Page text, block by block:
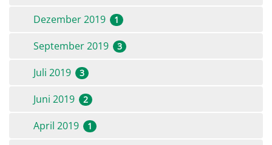
Dezember 2019
1
September 2019 3
Juli 2019 3
Juni 2019 2
April 2019 1